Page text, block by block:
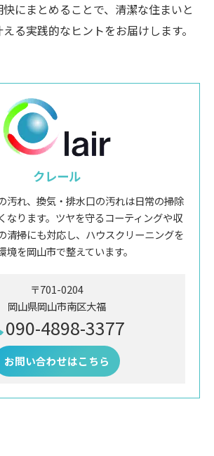
にまとめることで、清潔な住まいと
る実践的なヒントをお届けします。
クレール
汚れ、換気・排水口の汚れは日常の掃除
なります。ツヤを守るコーティングや収
清掃にも対応し、ハウスクリーニングを
境を岡山市で整えています。
〒701-0204
岡山県岡山市南区大福
090-4898-3377
お問い合わせはこちら